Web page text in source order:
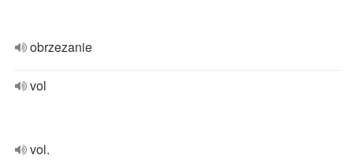
obrzezanie
vol
vol.